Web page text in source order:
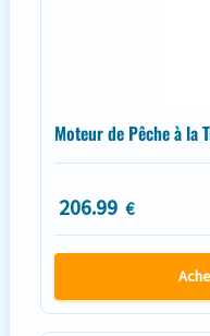
Moteur de Pêche à la
206.99 €